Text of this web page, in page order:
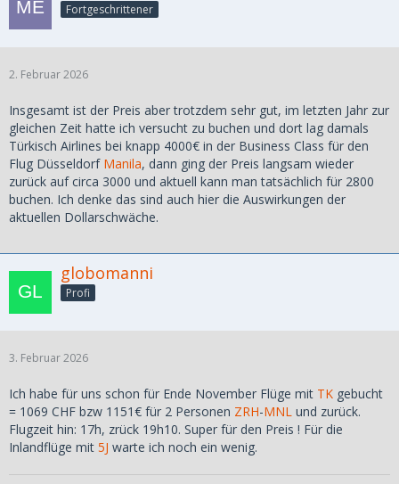
Fortgeschrittener
2. Februar 2026
Insgesamt ist der Preis aber trotzdem sehr gut, im letzten Jahr zur
gleichen Zeit hatte ich versucht zu buchen und dort lag damals
Türkisch Airlines bei knapp 4000€ in der Business Class für den
Flug Düsseldorf Manila, dann ging der Preis langsam wieder
zurück auf circa 3000 und aktuell kann man tatsächlich für 2800
buchen. Ich denke das sind auch hier die Auswirkungen der
aktuellen Dollarschwäche.
globomanni
Profi
3. Februar 2026
Ich habe für uns schon für Ende November Flüge mit TK gebucht
= 1069 CHF bzw 1151€ für 2 Personen ZRH-MNL und zurück.
Flugzeit hin: 17h, zrück 19h10. Super für den Preis ! Für die
Inlandflüge mit 5J warte ich noch ein wenig.